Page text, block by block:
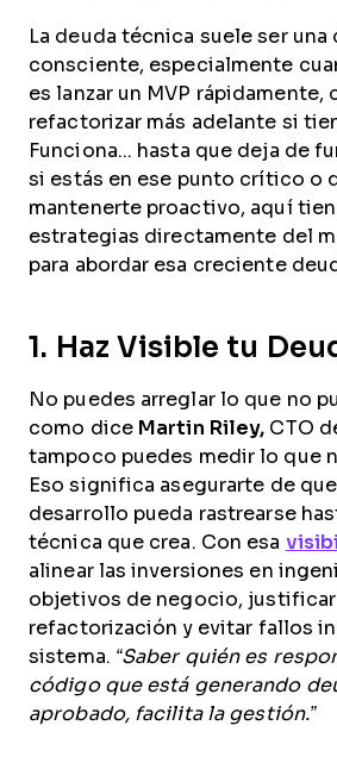
La deuda técnica suele ser una
consciente, especialmente
es lanzar un MVP rápidamente,
refactorizar más adelante si
Funciona... hasta que deja de
si estás en ese punto crítico o
mantenerte proactivo, aquí
estrategias directamente del
para abordar esa creciente
1. Haz Visible tu
No puedes arreglar lo que no
como dice Martin Riley, CTO
tampoco puedes medir lo que
Eso significa asegurarte de
desarrollo pueda rastrearse
técnica que crea. Con esa
alinear las inversiones en
objetivos de negocio,
refactorización y evitar fallos
sistema. “Saber quién es
código que está generando
aprobado, facilita la gestión.”